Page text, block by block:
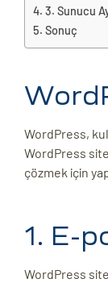
3. Sunucu
Sonuç
WordPress,
WordPress
çözmek için
1. E-
WordPress